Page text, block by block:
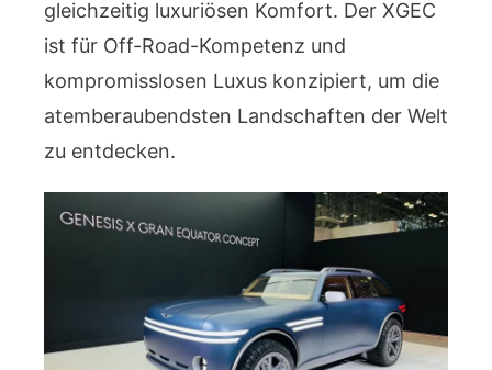
gleichzeitig luxuriösen Komfort. Der XGEC
ist für Off-Road-Kompetenz und
kompromisslosen Luxus konzipiert, um die
atemberaubendsten Landschaften der Welt
zu entdecken.